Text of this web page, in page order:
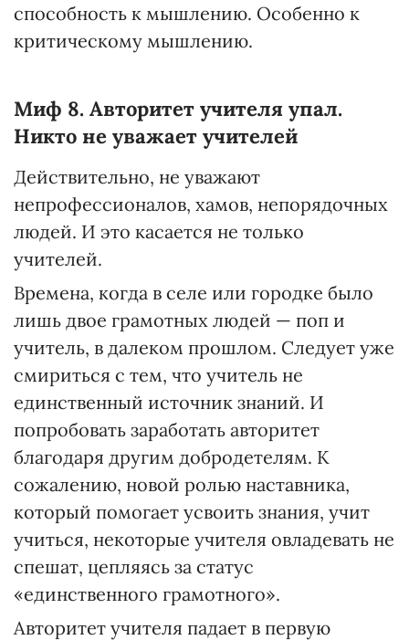
способность к мышлению. Особенно к
критическому мышлению.
Миф 8. Авторитет учителя упал.
Никто не уважает учителей
Действительно, не уважают
непрофессионалов, хамов, непорядочных
людей. И это касается не только
учителей.
Времена, когда в селе или городке было
лишь двое грамотных людей — поп и
учитель, в далеком прошлом. Следует уже
смириться с тем, что учитель не
единственный источник знаний. И
попробовать заработать авторитет
благодаря другим добродетелям. К
сожалению, новой ролью наставника,
который помогает усвоить знания, учит
учиться, некоторые учителя овладевать не
спешат, цепляясь за статус
«единственного грамотного».
Авторитет учителя падает в первую